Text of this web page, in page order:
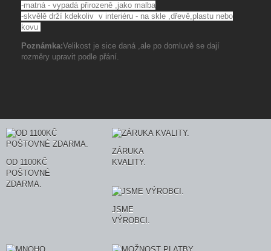
-matná - vypadá přirozeně ,jako malba
-skvělě drží kdekoliv v interiéru - na skle ,dřevě,plastu nebo
kovu
Poznámka:Velikost je sice daná ,ale po domluvě se dají
rozměry upravit podle přání.
OD 1100KČ
POŠTOVNÉ
ZDARMA.
ZÁRUKA
KVALITY.
JSME
VÝROBCI.